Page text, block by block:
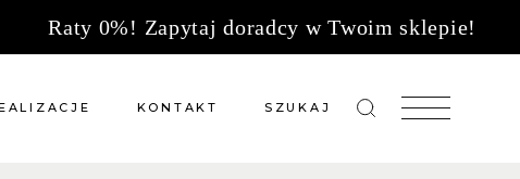
Raty 0%! Zapytaj doradcy w Twoim sklepie!
KONTAKT SZUKAJ